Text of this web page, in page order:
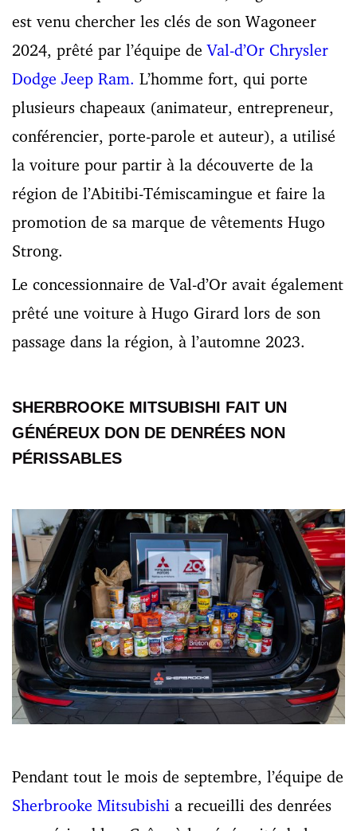
est venu chercher les clés de son Wagoneer
2024, prêté par l’équipe deVal-d’Or Chrysler
Dodge Jeep Ram. L’homme fort, qui porte
plusieurs chapeaux (animateur, entrepreneur,
conférencier, porte-parole et auteur), a utilisé
la voiture pour partir à la découverte de la
région de l’Abitibi-Témiscamingue et faire la
promotion de sa marque de vêtements Hugo
Strong.
Le concessionnaire de Val-d’Or avait également
prêté une voiture à Hugo Girard lors de son
passage dans la région, à l’automne 2023.
SHERBROOKE MITSUBISHI FAIT UN
GÉNÉREUX DON DE DENRÉES NON
PÉRISSABLES
Pendant tout le mois de septembre, l’équipe de
Sherbrooke Mitsubishi a recueilli des denrées